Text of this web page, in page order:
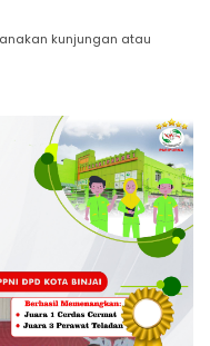
kunjungan atau